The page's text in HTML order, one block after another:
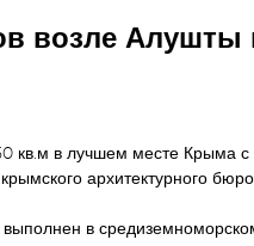
возле Алушты
кв.м в лучшем месте Крыма
крымского архитектурного
в